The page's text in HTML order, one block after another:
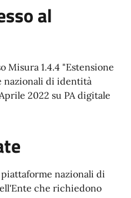
al
Misura 1.4.4 "Estensione
nazionali di identità
2022 su PA digitale
nazionali di
che richiedono